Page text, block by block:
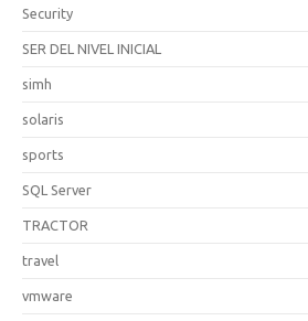
Security
SER DEL NIVEL INICIAL
simh
solaris
sports
SQL Server
TRACTOR
travel
vmware